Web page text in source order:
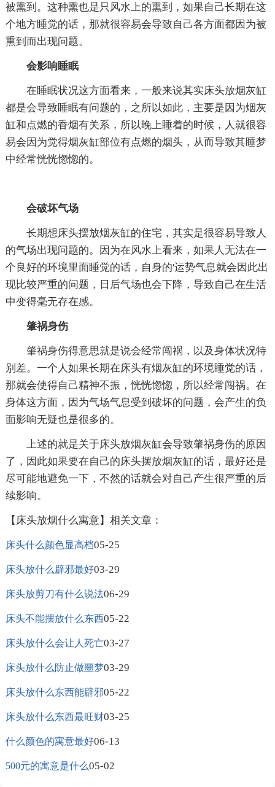
被熏到。这种熏也是只风水上的熏到，如果自己长期在这
个地方睡觉的话，那就很容易会导致自己各方面都因为被
熏到而出现问题。
会影响睡眠
在睡眠状况这方面看来，一般来说其实床头放烟灰缸
都是会导致睡眠有问题的，之所以如此，主要是因为烟灰
缸和点燃的香烟有关系，所以晚上睡着的时候，人就很容
易会因为觉得烟灰缸部位有点燃的烟头，从而导致其睡梦
中经常恍恍惚惚的。
会破坏气场
长期想床头摆放烟灰缸的住宅，其实是很容易导致人
的气场出现问题的。因为在风水上看来，如果人无法在一
个良好的环境里面睡觉的话，自身的'运势气息就会因此出
现比较严重的问题，日后气场也会下降，导致自己在生活
中变得毫无存在感。
肇祸身伤
肇祸身伤得意思就是说会经常闯祸，以及身体状况特
别差。一个人如果长期在床头有烟灰缸的环境睡觉的话，
那就会使得自己精神不振，恍恍惚惚，所以经常闯祸。在
身体这方面，因为气场气息受到破坏的问题，会产生的负
面影响无疑也是很多的。
上述的就是关于床头放烟灰缸会导致肇祸身伤的原因
了，因此如果要在自己的床头摆放烟灰缸的话，最好还是
尽可能地避免一下，不然的话就会对自己产生很严重的后
续影响。
【床头放烟什么寓意】相关文章：
床头什么颜色显高档05-25
床头放什么辟邪最好03-29
床头放剪刀有什么说法06-29
床头不能摆放什么东西05-22
床头放什么会让人死亡03-27
床头放什么防止做噩梦03-29
床头放什么东西能辟邪05-22
床头放什么东西最旺财03-25
什么颜色的寓意最好06-13
500元的寓意是什么05-02